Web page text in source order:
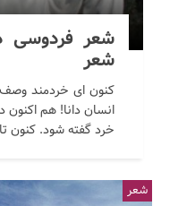
شعر فردوسی
شعر
کنون ای خردمند
انسان دانا! هم
خرد گفته شود. کنون
شعر